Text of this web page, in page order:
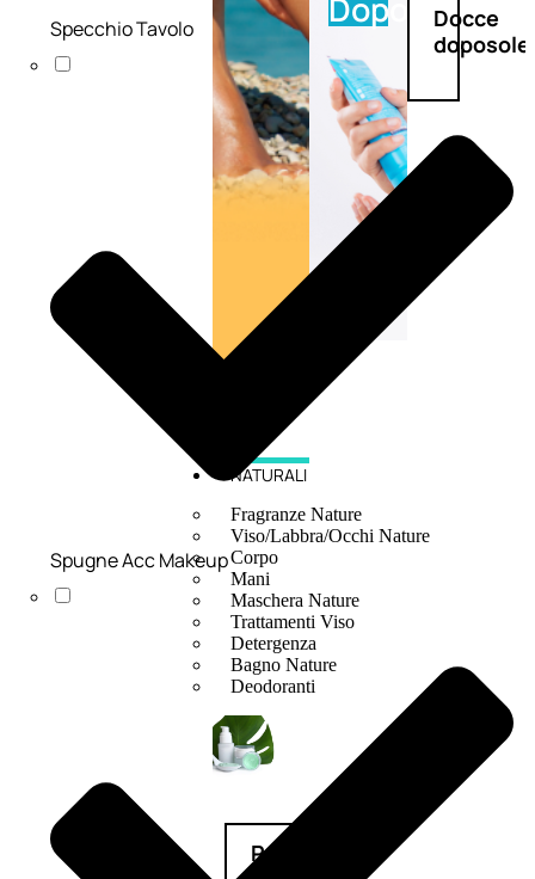
Doposole
Docce
doposole
NATURALI
Fragranze Nature
Viso/Labbra/Occhi Nature
Corpo
Mani
Maschera Nature
Trattamenti Viso
Detergenza
Bagno Nature
Deodoranti
Profumi
Specchio Tavolo
Spugne Acc Makeup